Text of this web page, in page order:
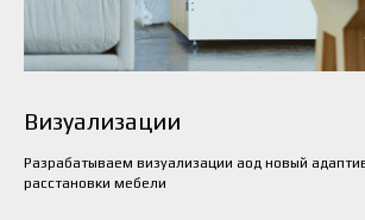
Визуализации
Разрабатываем визуализации аод новый
расстановки мебели